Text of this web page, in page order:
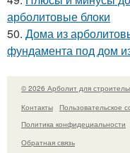
арболитовые блоки
50. Дома из
фундамента под дом
© 2026 Арболит для
Контакты
Пользовательское
Политика конфидециальности
Обратная связь